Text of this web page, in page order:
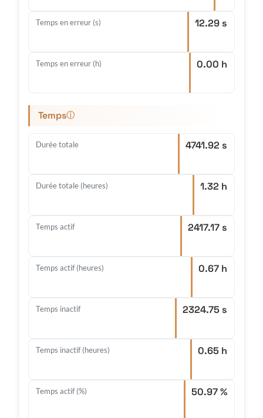
Temps en erreur (s) 12.29 s
Temps en erreur (h) 0.00 h
Tempsⓘ
Durée totale 4741.92 s
Durée totale (heures) 1.32 h
Temps actif 2417.17 s
Temps actif (heures) 0.67 h
Temps inactif 2324.75 s
Temps inactif (heures) 0.65 h
Temps actif (%) 50.97 %